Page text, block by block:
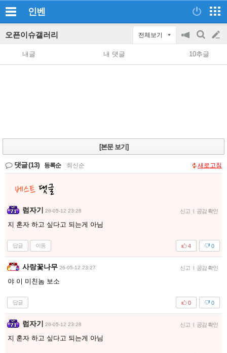
인벤
오픈이슈갤러리 전체보기
공
지
on/off
검
색
글
쓰
내글 내 댓글 10추글
[본문 보기]
댓글(13) 등록순 최신순 새로고침
럼자기 26-05-12 23:28 신고 | 공감 확인
지 혼자 하고 싶다고 되는게 아님
답글 이동 0
4
사랑꽃나무 26-05-12 23:27 신고 | 공감 확인
야 이 미친놈 보소
답글 0
0
럼자기 26-05-12 23:28 신고 | 공감 확인
지 혼자 하고 싶다고 되는게 아님